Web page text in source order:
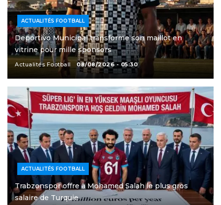
ACTUALITÉS FOOTBALL
Deportivo Municipal transforme son maillot en
vitrine pour mille sponsors
Actualités Football 08/08/2026 - 05:30
ACTUALITÉS FOOTBALL
Trabzonspor offre à Mohamed Salah le plus gros
salaire de Turquie